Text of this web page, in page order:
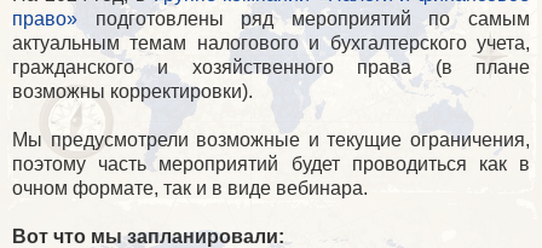
право» подготовлены ряд мероприятий по самым
актуальным темам налогового и бухгалтерского учета,
гражданского и хозяйственного права (в плане
возможны корректировки).
Мы предусмотрели возможные и текущие ограничения,
поэтому часть мероприятий будет проводиться как в
очном формате, так и в виде вебинара.
Вот что мы запланировали: